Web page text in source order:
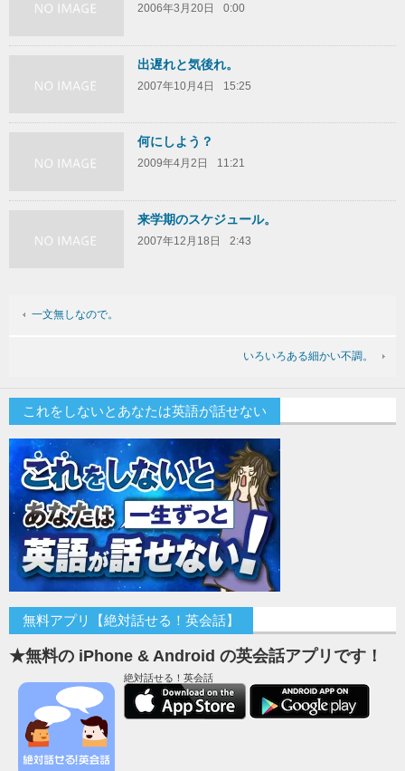
2006年3月20日 0:00
出遅れと気後れ。
2007年10月4日 15:25
何にしよう？
2009年4月2日 11:21
来学期のスケジュール。
2007年12月18日 2:43
一文無しなので。
いろいろある細かい不調。
これをしないとあなたは英語が話せない
無料アプリ【絶対話せる！英会話】
★無料の iPhone & Android の英会話アプリです！
絶対話せる！英会話